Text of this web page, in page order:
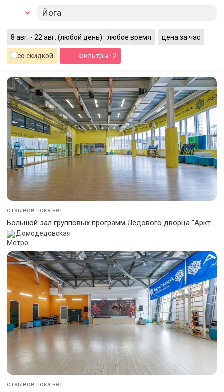
Йога
8 авг. - 22 авг. (любой день) любое время цена за час
со скидкой Фильтры · 2
отзывов пока нет
Большой зал групповых программ Ледового дворца "Арктика"
Домодедовская
отзывов пока нет